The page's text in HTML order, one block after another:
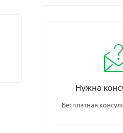
Нужна
Бесплатная